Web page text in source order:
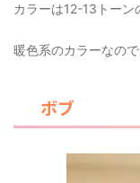
カラーは12-13トーン
暖色系のカラーなの
ボブ